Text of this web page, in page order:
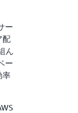
ー
配
ん
ー
率